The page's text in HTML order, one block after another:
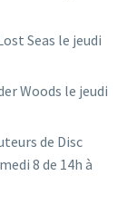
Seas le jeudi
Woods le jeudi
de Disc
8 de 14h à